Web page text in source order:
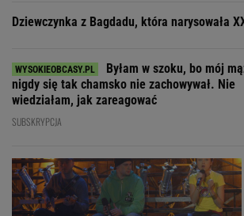
Dziewczynka z Bagdadu, która narysowała
Byłam w szoku, bo mój
nigdy się tak chamsko nie zachowywał. Nie
wiedziałam, jak zareagować
SUBSKRYPCJA